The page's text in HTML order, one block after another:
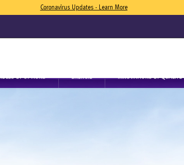
Coronavirus Updates - Learn More
ET OPTIONS ÉNERGIE INNOVATIONS ET QUALITÉ